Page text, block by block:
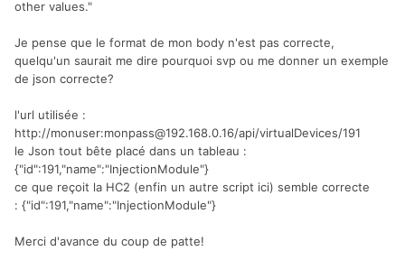
other values."
Je pense que le format de mon body n'est pas correcte,
quelqu'un saurait me dire pourquoi svp ou me donner un exemple
de json correcte?
l'url utilisée :
http://monuser:monpass@192.168.0.16/api/virtualDevices/191
le Json tout bête placé dans un tableau :
{"id":191,"name":"InjectionModule"}
ce que reçoit la HC2 (enfin un autre script ici) semble correcte
: {"id":191,"name":"InjectionModule"}
Merci d'avance du coup de patte!